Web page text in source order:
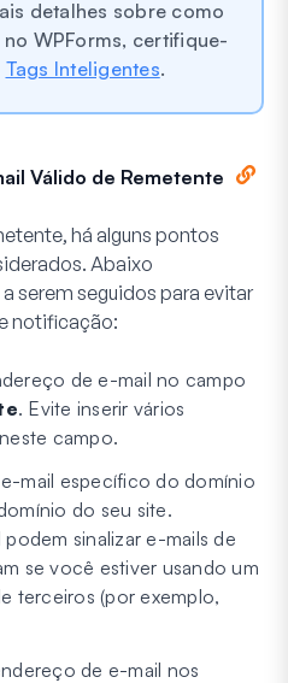
detalhes sobre como
WPForms, certifique-
Tags Inteligentes.
Válido de Remetente
há alguns pontos
Abaixo
serem seguidos para evitar
notificação:
de e-mail no campo
. Evite inserir vários
campo.
mail específico do domínio
do seu site.
sinalizar e-mails de
se você estiver usando um
terceiros (por exemplo,
de e-mail nos